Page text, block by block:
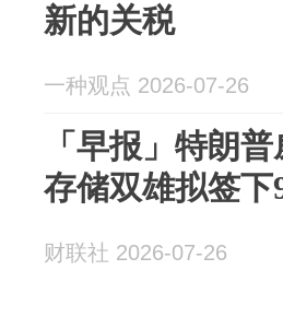
新的关税
一种观点 2026-07-26
「早报」特朗
存储双雄拟签下
财联社 2026-07-26